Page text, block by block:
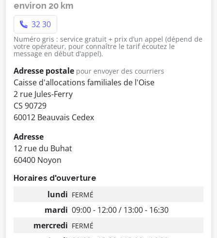
environ 20 km
32 30
Numéro gris : service gratuit + prix d’un appel (dépend de
votre opérateur, pour connaître le tarif écoutez le
message en début d’appel).
Adresse postale pour envoyer des courriers
Caisse d'allocations familiales de l'Oise
2 rue Jules-Ferry
CS 90729
60012 Beauvais Cedex
Adresse
12 rue du Buhat
60400 Noyon
Horaires d'ouverture
lundi FERMÉ
mardi 09:00 - 12:00 / 13:00 - 16:30
mercredi FERMÉ